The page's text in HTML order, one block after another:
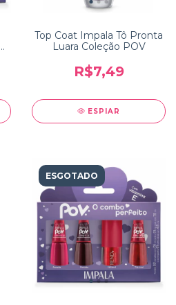
Top Coat Impala Tô Pronta
Luara Coleção POV
R$7,49
ESPIAR
ESGOTADO